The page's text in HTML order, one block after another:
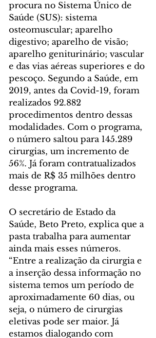
procura no Sistema Único de
Saúde (SUS): sistema
osteomuscular; aparelho
digestivo; aparelho de visão;
aparelho geniturinário; vascular
e das vias aéreas superiores e do
pescoço. Segundo a Saúde, em
2019, antes da Covid-19, foram
realizados 92.882
procedimentos dentro dessas
modalidades. Com o programa,
o número saltou para 145.289
cirurgias, um incremento de
56%. Já foram contratualizados
mais de R$ 35 milhões dentro
desse programa.
O secretário de Estado da
Saúde, Beto Preto, explica que a
pasta trabalha para aumentar
ainda mais esses números.
“Entre a realização da cirurgia e
a inserção dessa informação no
sistema temos um período de
aproximadamente 60 dias, ou
seja, o número de cirurgias
eletivas pode ser maior. Já
estamos dialogando com